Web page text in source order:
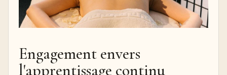
Engagement envers
l'apprentissage continu